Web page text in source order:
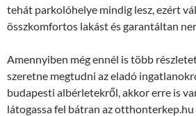
tehát parkolóhelye mindig lesz, ezért
összkomfortos lakást és garantáltan
Amennyiben még ennél is több
szeretne megtudni az eladó
budapesti albérletekről, akkor erre is
látogassa fel bátran az